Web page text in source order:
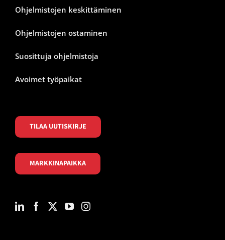
Ohjelmistojen keskittäminen
Ohjelmistojen ostaminen
Suosittuja ohjelmistoja
Avoimet työpaikat
TILAA UUTISKIRJE
MARKKINAPAIKKA